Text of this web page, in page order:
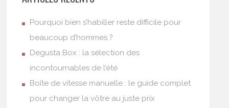
Pourquoi bien s’habiller reste difficile pour
beaucoup d’hommes ?
Degusta Box : la sélection des
incontournables de l’été
Boîte de vitesse manuelle : le guide complet
pour changer la vôtre au juste prix